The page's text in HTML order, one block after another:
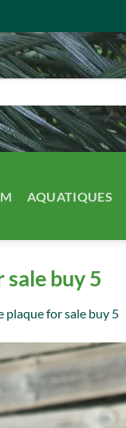
AQUATIQUES
buy 5
plaque for sale buy 5